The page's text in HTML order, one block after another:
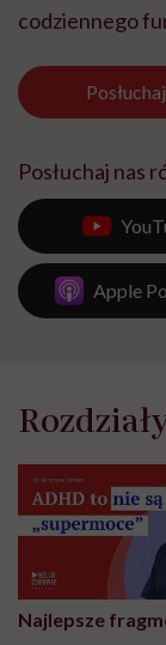
codziennego
Posłuchaj
Posłuchaj nas
Apple
Najlepsze